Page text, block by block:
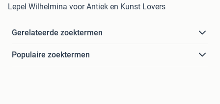
Lepel Wilhelmina voor Antiek en Kunst Lovers
Gerelateerde zoektermen
Populaire zoektermen